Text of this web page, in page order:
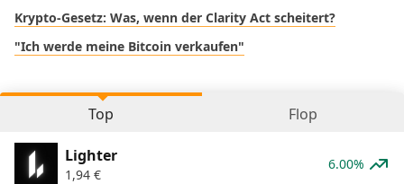
Krypto-Gesetz: Was, wenn der Clarity Act scheitert?
"Ich werde meine Bitcoin verkaufen"
Top Flop
Lighter
1,94 €
6.00%